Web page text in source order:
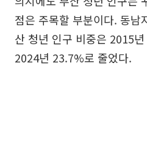
점은 주목할 부분이다. 동남
산 청년 인구 비중은 2015
2024년 23.7%로 줄었다.